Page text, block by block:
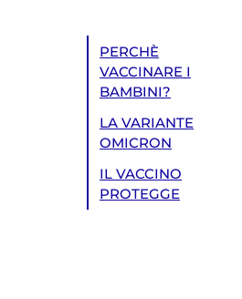
PERCHÈ
VACCINARE I
BAMBINI?
LA VARIANTE
OMICRON
IL VACCINO
PROTEGGE